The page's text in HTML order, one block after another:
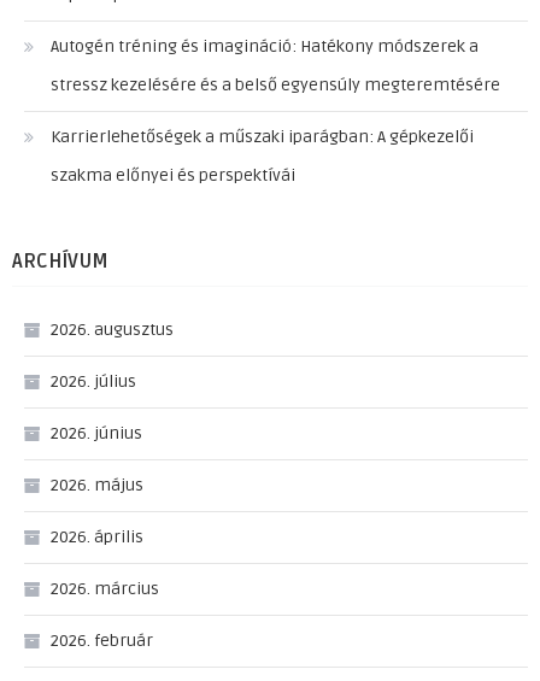
Autogén tréning és imagináció: Hatékony módszerek a
stressz kezelésére és a belső egyensúly megteremtésére
Karrierlehetőségek a műszaki iparágban: A gépkezelői
szakma előnyei és perspektívái
ARCHÍVUM
2026. augusztus
2026. július
2026. június
2026. május
2026. április
2026. március
2026. február